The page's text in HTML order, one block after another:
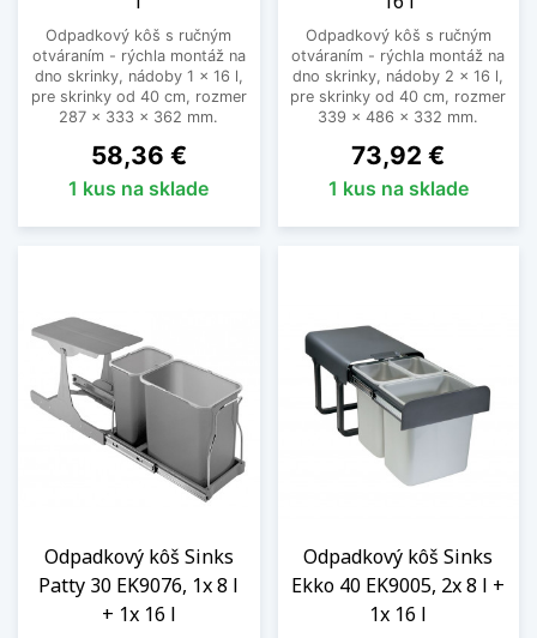
Odpadkový kôš s ručným
otváraním - rýchla montáž na
dno skrinky, nádoby 1 x 16 l,
pre skrinky od 40 cm, rozmer
287 x 333 x 362 mm.
Cena
58,36 €
1 kus na sklade
Odpadkový kôš s ručným
otváraním - rýchla montáž na
dno skrinky, nádoby 2 x 16 l,
pre skrinky od 40 cm, rozmer
339 x 486 x 332 mm.
Cena
73,92 €
1 kus na sklade
Odpadkový kôš Sinks
Patty 30 EK9076, 1x 8 l
+ 1x 16 l
Odpadkový kôš Sinks
Ekko 40 EK9005, 2x 8 l +
1x 16 l